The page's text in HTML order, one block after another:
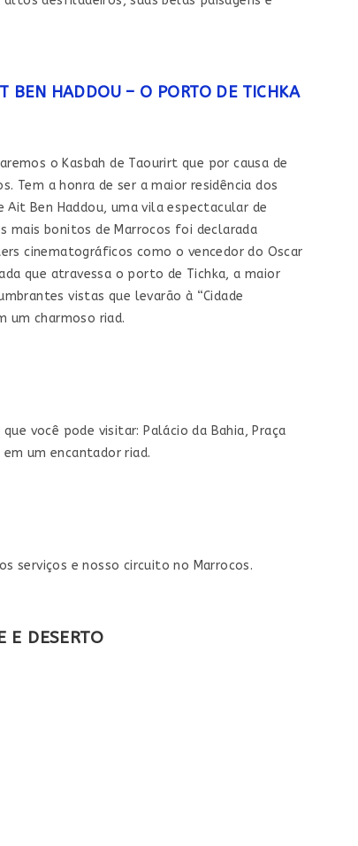
BEN HADDOU – O PORTO DE TICHKA
o Kasbah de Taourirt que por causa de
Tem a honra de ser a maior residência dos
Ait Ben Haddou, uma vila espectacular de
mais bonitos de Marrocos foi declarada
cinematográficos como o vencedor do Oscar
que atravessa o porto de Tichka, a maior
vistas que levarão à “Cidade
um charmoso riad.
você pode visitar: Palácio da Bahia, Praça
um encantador riad.
serviços e nosso circuito no Marrocos.
E DESERTO